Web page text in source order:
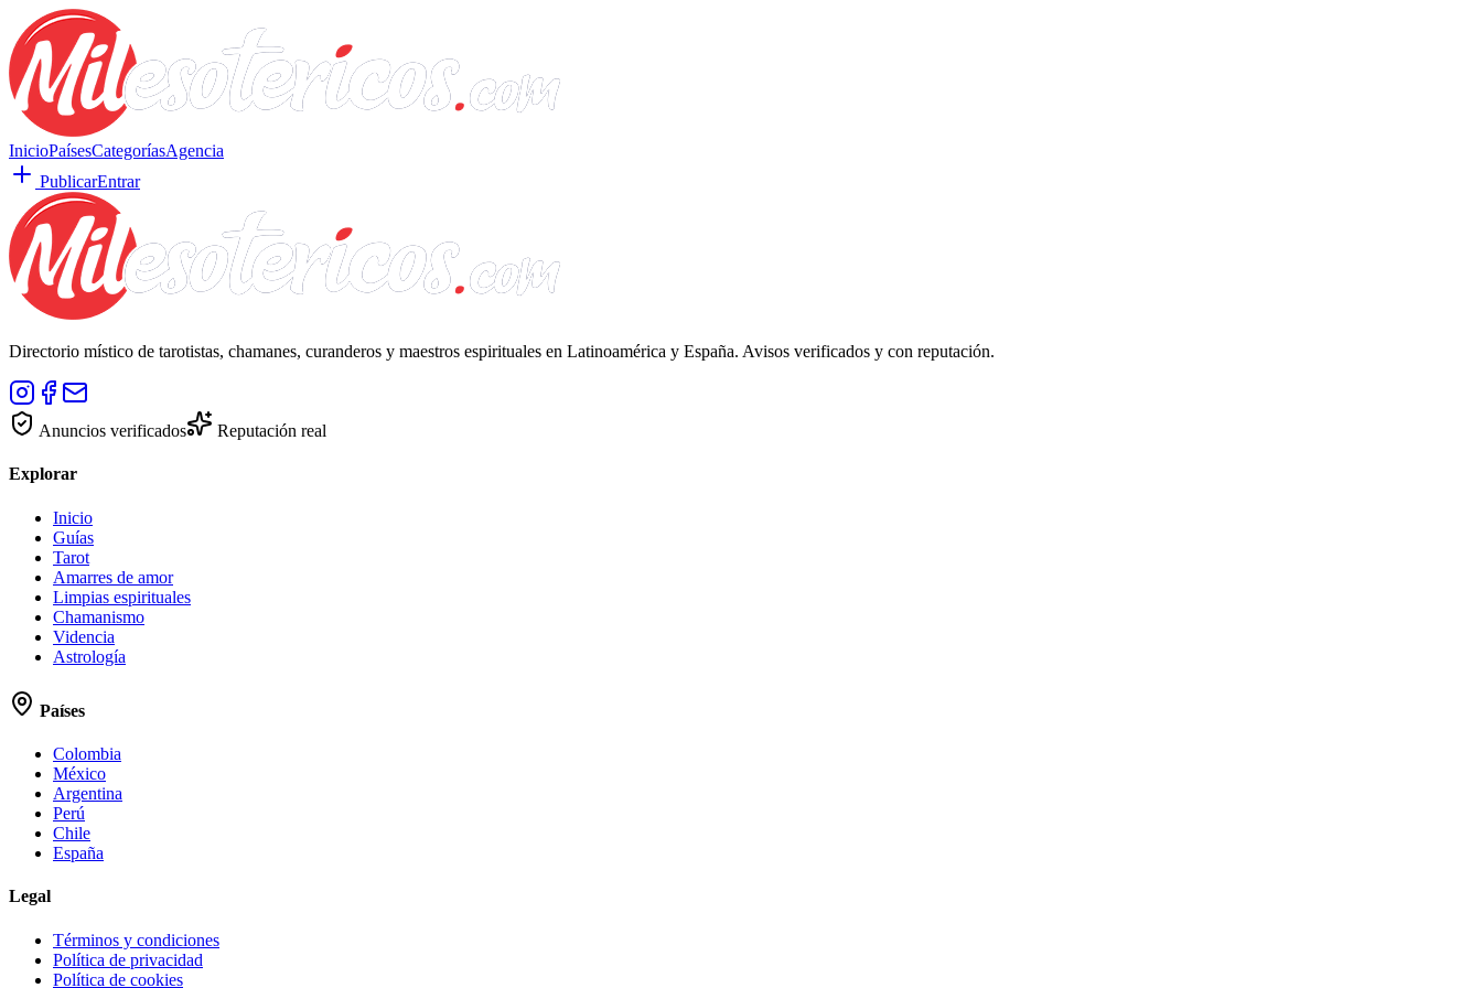
InicioPaísesCategoríasAgencia
PublicarEntrar
Directorio místico de tarotistas, chamanes, curanderos y maestros espirituales en Latinoamérica y España. Avisos verificados y con reputación.
Anuncios verificados Reputación real
Explorar
Inicio
Guías
Tarot
Amarres de amor
Limpias espirituales
Chamanismo
Videncia
Astrología
Países
Colombia
México
Argentina
Perú
Chile
España
Legal
Términos y condiciones
Política de privacidad
Política de cookies